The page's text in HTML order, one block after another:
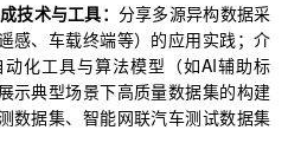
技术与工具： 分享多源异构数据采
感、车载终端等）的应用实践；介
化工具与算法模型（如AI辅助标
示典型场景下高质量数据集的构建
数据集、智能网联汽车测试数据集